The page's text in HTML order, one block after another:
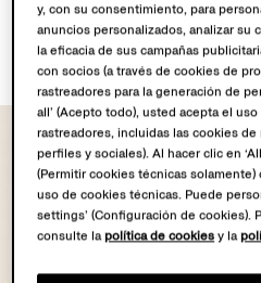
Pantalones Cortos en Oasi
Lino Blanco
€795.00
y, con su consentimiento, para
anuncios personalizados, analizar su
la eficacia de sus campañas
con socios (a través de cookies de
rastreadores para la generación de
all’ (Acepto todo), usted acepta el
rastreadores, incluidas las cookies
perfiles y sociales). Al hacer clic en
(Permitir cookies técnicas
uso de cookies técnicas. Puede
settings’ (Configuración de cookies).
consulte lapolítica de cookies y la